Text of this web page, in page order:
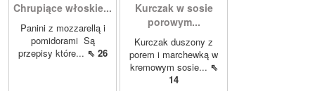
Chrupiące włoskie...
Panini z mozzarellą i
pomidorami Są
przepisy które... ⇖ 26
Kurczak w sosie
porowym...
Kurczak duszony z
porem i marchewką w
kremowym sosie... ⇖
14